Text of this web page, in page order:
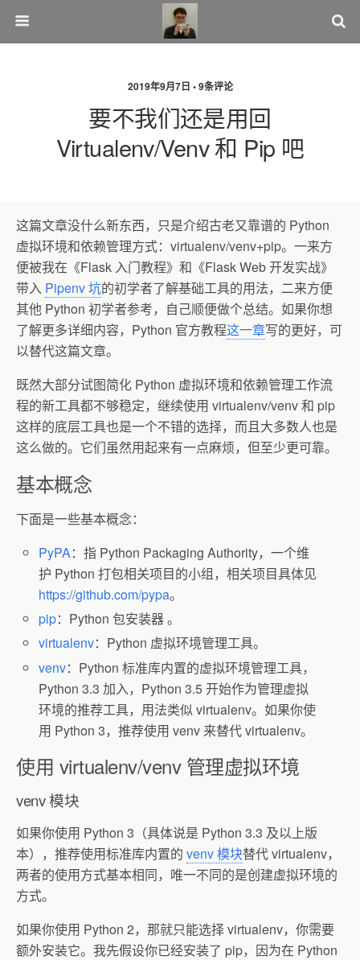
2019年9月7日 • 9条评论
要不我们还是用回
Virtualenv/venv 和 Pip 吧
这篇文章没什么新东西，只是介绍古老又靠谱的 Python
虚拟环境和依赖管理方式：virtualenv/venv+pip。一来方
便被我在《Flask 入门教程》和《Flask Web 开发实战》
带入 Pipenv 坑的初学者了解基础工具的用法，二来方便
其他 Python 初学者参考，自己顺便做个总结。 如果你想
了解更多详细内容，Python 官方教程这一章写的更好，可
以替代这篇文章。
既然大部分试图简化 Python 虚拟环境和依赖管理工作流
程的新工具都不够稳定，继续使用 virtualenv/venv 和 pip
这样的底层工具也是一个不错的选择，而且大多数人也是
这么做的。它们虽然用起来有一点麻烦，但至少更可靠。
基本概念
下面是一些基本概念：
PyPA：指 Python Packaging Authority，一个维
护 Python 打包相关项目的小组，相关项目具体见
https://github.com/pypa。
pip：Python 包安装器 。
virtualenv：Python 虚拟环境管理工具。
venv：Python 标准库内置的虚拟环境管理工具，
Python 3.3 加入，Python 3.5 开始作为管理虚拟
环境的推荐工具，用法类似 virtualenv。如果你使
用 Python 3，推荐使用 venv 来替代 virtualenv。
使用 virtualenv/venv 管理虚拟环境
venv 模块
如果你使用 Python 3（具体说是 Python 3.3 及以上版
本），推荐使用标准库内置的 venv 模块替代 virtualenv，
两者的使用方式基本相同，唯一不同的是创建虚拟环境的
方式。
如果你使用 Python 2，那就只能选择 virtualenv，你需要
额外安装它。我先假设你已经安装了 pip，因为在 Python